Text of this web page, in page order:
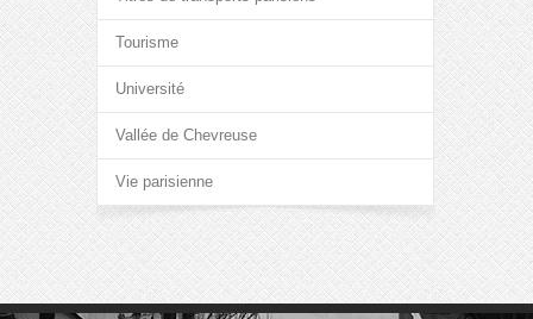
Tourisme
Université
Vallée de Chevreuse
Vie parisienne